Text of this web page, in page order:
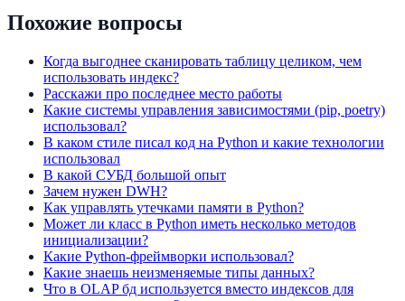
Похожие вопросы
Когда выгоднее сканировать таблицу целиком, чем
использовать индекс?
Расскажи про последнее место работы
Какие системы управления зависимостями (pip, poetry)
использовал?
В каком стиле писал код на Python и какие технологии
использовал
В какой СУБД большой опыт
Зачем нужен DWH?
Как управлять утечками памяти в Python?
Может ли класс в Python иметь несколько методов
инициализации?
Какие Python-фреймворки использовал?
Какие знаешь неизменяемые типы данных?
Что в OLAP бд используется вместо индексов для